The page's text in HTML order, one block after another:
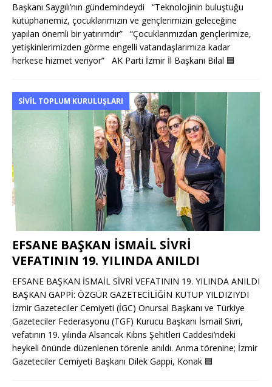
Başkanı Saygılı’nın gündemindeydi “Teknolojinin buluştuğu
kütüphanemiz, çocuklarımızın ve gençlerimizin geleceğine
yapılan önemli bir yatırımdır” “Çocuklarımızdan gençlerimize,
yetişkinlerimizden görme engelli vatandaşlarımıza kadar
herkese hizmet veriyor” AK Parti İzmir İl Başkanı Bilal 🟦
SIVIL TOPLUM KURULUŞLARI
EFSANE BAŞKAN İSMAİL SİVRİ
VEFATININ 19. YILINDA ANILDI
EFSANE BAŞKAN İSMAİL SİVRİ VEFATININ 19. YILINDA ANILDI
BAŞKAN GAPPİ: ÖZGÜR GAZETECİLİĞİN KUTUP YILDIZIYDI
İzmir Gazeteciler Cemiyeti (İGC) Onursal Başkanı ve Türkiye
Gazeteciler Federasyonu (TGF) Kurucu Başkanı İsmail Sivri,
vefatının 19. yılında Alsancak Kıbrıs Şehitleri Caddesi’ndeki
heykeli önünde düzenlenen törenle anıldı. Anma törenine; İzmir
Gazeteciler Cemiyeti Başkanı Dilek Gappi, Konak 🟦